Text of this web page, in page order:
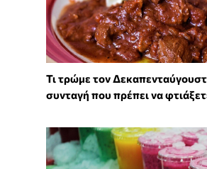
Τι τρώμε τον
συνταγή που πρέπει να